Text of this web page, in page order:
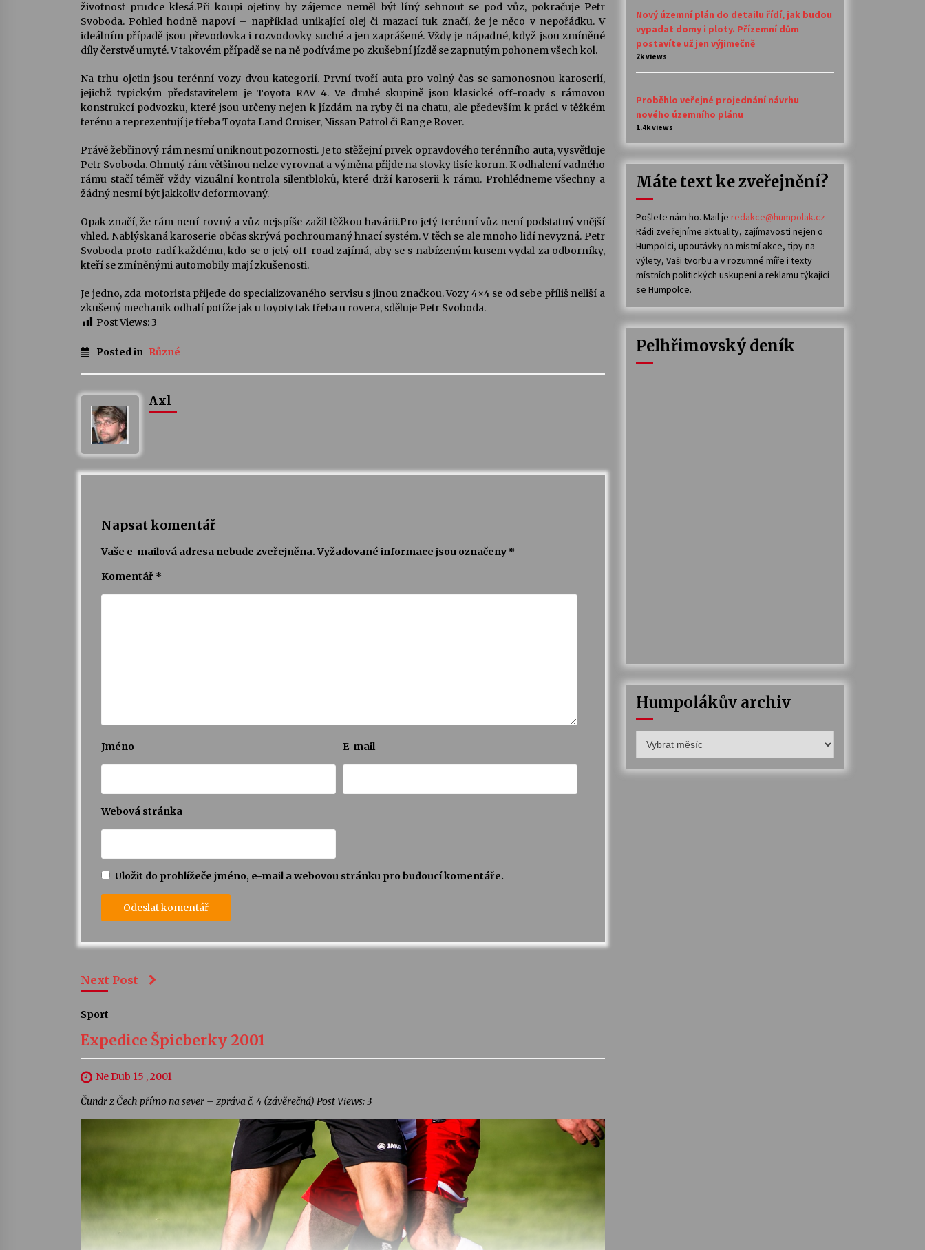
životnost prudce klesá.Při koupi ojetiny by zájemce neměl být líný sehnout se pod vůz, pokračuje Petr
Svoboda. Pohled hodně napoví – například unikající olej či mazací tuk značí, že je něco v nepořádku. V
ideálním případě jsou převodovka i rozvodovky suché a jen zaprášené. Vždy je nápadné, když jsou zmíněné
díly čerstvě umyté. V takovém případě se na ně podíváme po zkušební jízdě se zapnutým pohonem všech kol.
Na trhu ojetin jsou terénní vozy dvou kategorií. První tvoří auta pro volný čas se samonosnou karoserií,
jejichž typickým představitelem je Toyota RAV 4. Ve druhé skupině jsou klasické off-roady s rámovou
konstrukcí podvozku, které jsou určeny nejen k jízdám na ryby či na chatu, ale především k práci v těžkém
terénu a reprezentují je třeba Toyota Land Cruiser, Nissan Patrol či Range Rover.
Právě žebřinový rám nesmí uniknout pozornosti. Je to stěžejní prvek opravdového terénního auta, vysvětluje
Petr Svoboda. Ohnutý rám většinou nelze vyrovnat a výměna přijde na stovky tisíc korun. K odhalení vadného
rámu stačí téměř vždy vizuální kontrola silentbloků, které drží karoserii k rámu. Prohlédneme všechny a
žádný nesmí být jakkoliv deformovaný.
Opak značí, že rám není rovný a vůz nejspíše zažil těžkou havárii.Pro jetý terénní vůz není podstatný vnější
vhled. Nablýskaná karoserie občas skrývá pochroumaný hnací systém. V těch se ale mnoho lidí nevyzná. Petr
Svoboda proto radí každému, kdo se o jetý off-road zajímá, aby se s nabízeným kusem vydal za odborníky,
kteří se zmíněnými automobily mají zkušenosti.
Je jedno, zda motorista přijede do specializovaného servisu s jinou značkou. Vozy 4×4 se od sebe příliš neliší a
zkušený mechanik odhalí potíže jak u toyoty tak třeba u rovera, sděluje Petr Svoboda.
Post Views:3
Posted in Různé
Axl
Napsat komentář
Vaše e-mailová adresa nebude zveřejněna. Vyžadované informace jsou označeny *
Komentář *
Jméno E-mail
Webová stránka
Uložit do prohlížeče jméno, e-mail a webovou stránku pro budoucí komentáře.
Next Post
Sport
Expedice Špicberky 2001
Ne Dub 15 , 2001
Čundr z Čech přímo na sever – zpráva č. 4 (závěrečná) Post Views: 3
Nový územní plán do detailu řídí, jak budou
vypadat domy i ploty. Přízemní dům
postavíte už jen výjimečně
2k views
Proběhlo veřejné projednání návrhu
nového územního plánu
1.4k views
Máte text ke zveřejnění?
Pošlete nám ho. Mail je redakce@humpolak.cz
Rádi zveřejníme aktuality, zajímavosti nejen o
Humpolci, upoutávky na místní akce, tipy na
výlety, Vaši tvorbu a v rozumné míře i texty
místních politických uskupení a reklamu týkající
se Humpolce.
Pelhřimovský deník
Humpolákův archiv
archiv